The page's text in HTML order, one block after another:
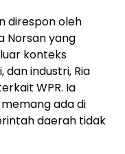
direspon oleh
Norsan yang
konteks
dan industri, Ria
WPR. Ia
ada di
daerah tidak